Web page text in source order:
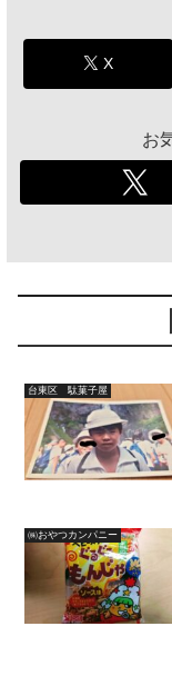
X
お
台東区 駄菓子屋
㈱おやつカンパニー